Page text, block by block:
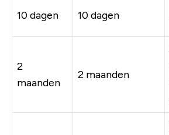
10 dagen 10 dagen
2
maanden
2 maanden